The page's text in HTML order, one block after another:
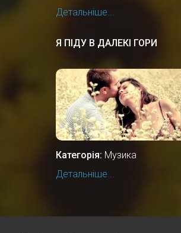
Детальніше...
Я ПІДУ В ДАЛЕКІ ГОРИ
Категорія: Музика
Детальніше...